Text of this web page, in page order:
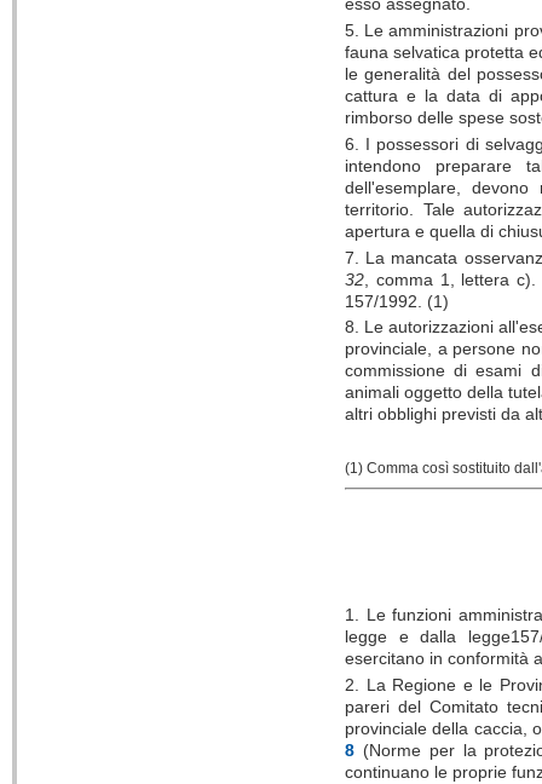
esso assegnato.
5. Le amministrazioni
fauna selvatica protetta
le generalità del
cattura e la data di
rimborso delle spese
6. I possessori di
intendono preparare
dell'esemplare, devono
territorio. Tale
apertura e quella di
7. La mancata
32 , comma 1, lettera
157/1992. (1)
8. Le autorizzazioni
provinciale, a persone
commissione di esami
animali oggetto della
altri obblighi previsti da
(1) Comma così sostituito
1. Le funzioni
legge e dalla
esercitano in conformità
2. La Regione e le
pareri del Comitato
provinciale della caccia,
8 (Norme per la
continuano le proprie